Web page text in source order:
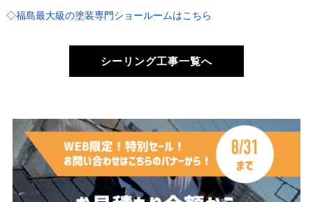
◇福島最大級の塗装専門ショールームはこちら
シーリング工事一覧へ